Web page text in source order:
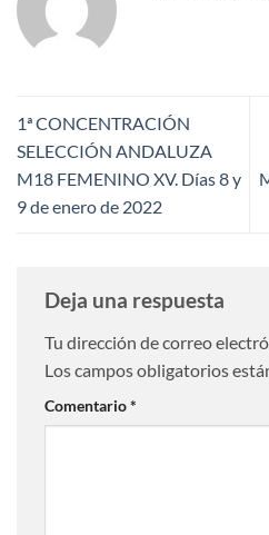
1ª CONCENTRACIÓN
SELECCIÓN ANDALUZA
M18 FEMENINO XV. Días 8 y
9 de enero de 2022
Deja una respuesta
Tu dirección de correo
Los campos obligatorios
Comentario*